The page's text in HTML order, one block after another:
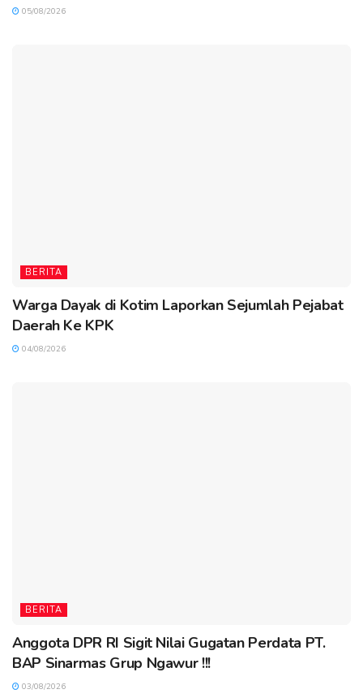
05/08/2026
BERITA
Warga Dayak di Kotim Laporkan Sejumlah Pejabat
Daerah Ke KPK
04/08/2026
BERITA
Anggota DPR RI Sigit Nilai Gugatan Perdata PT.
BAP Sinarmas Grup Ngawur !!!
03/08/2026